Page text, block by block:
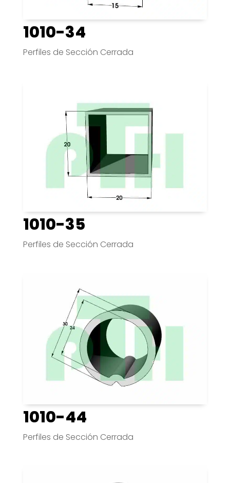
1010-34
Perfiles de Sección Cerrada
1010-35
Perfiles de Sección Cerrada
1010-44
Perfiles de Sección Cerrada